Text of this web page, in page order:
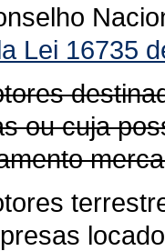
Lei 16735
ou cuja